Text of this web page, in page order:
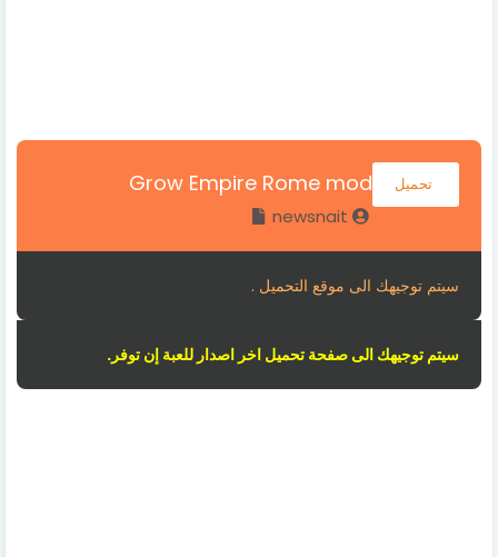
Grow Empire Rome mod تحميل
سيتم توجيهك الى موقع التحميل .
سيتم توجيهك الى صفحة تحميل اخر اصدار للعبة إن توفر.